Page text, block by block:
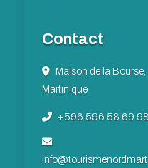
Contact
Maison de la
Martinique
+596 596 58 69 98